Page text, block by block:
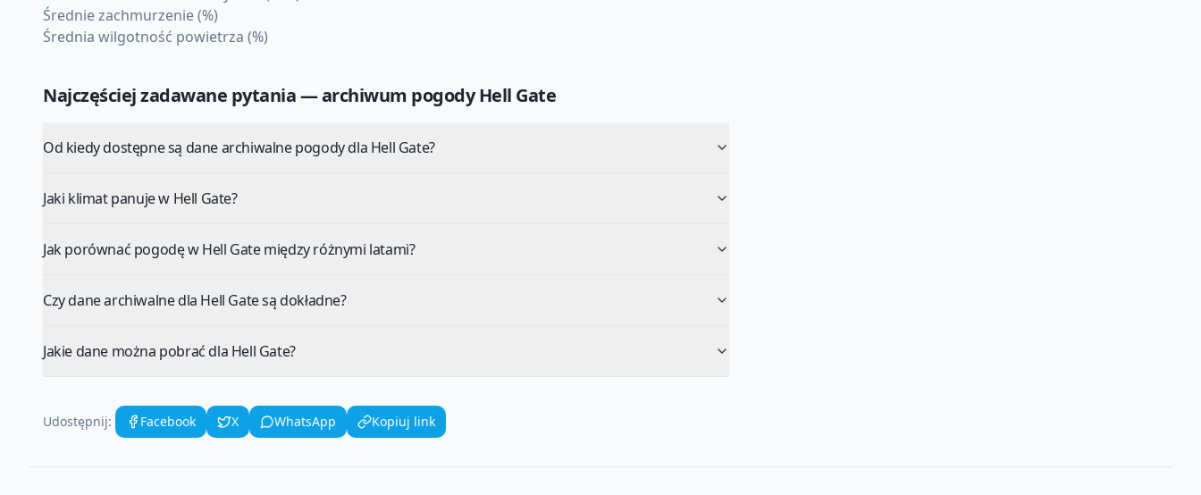
Średnie zachmurzenie (%)
Średnia wilgotność powietrza (%)
Najczęściej zadawane pytania — archiwum pogodyHell Gate
Od kiedy dostępne są dane archiwalne pogody dla Hell Gate?
Jaki klimat panuje w Hell Gate?
Jak porównać pogodę w Hell Gate między różnymi latami?
Czy dane archiwalne dla Hell Gate są dokładne?
Jakie dane można pobrać dla Hell Gate?
Udostępnij: Facebook X WhatsApp Kopiuj link